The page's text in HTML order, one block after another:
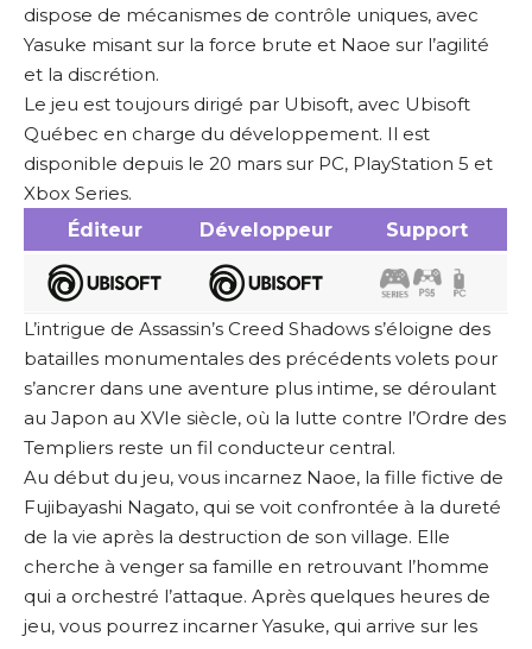
dispose de mécanismes de contrôle uniques, avec
Yasuke misant sur la force brute et Naoe sur l’agilité
et la discrétion.
Le jeu est toujours dirigé par Ubisoft, avec Ubisoft
Québec en charge du développement. Il est
disponible depuis le 20 mars sur PC, PlayStation 5 et
Xbox Series.
Éditeur
Développeur Support
L’intrigue de Assassin’s Creed Shadows s’éloigne des
batailles monumentales des précédents volets pour
s’ancrer dans une aventure plus intime, se déroulant
au Japon au XVIe siècle, où la lutte contre l’Ordre des
Templiers reste un fil conducteur central.
Au début du jeu, vous incarnez Naoe, la fille fictive de
Fujibayashi Nagato, qui se voit confrontée à la dureté
de la vie après la destruction de son village. Elle
cherche à venger sa famille en retrouvant l’homme
qui a orchestré l’attaque. Après quelques heures de
jeu, vous pourrez incarner Yasuke, qui arrive sur les